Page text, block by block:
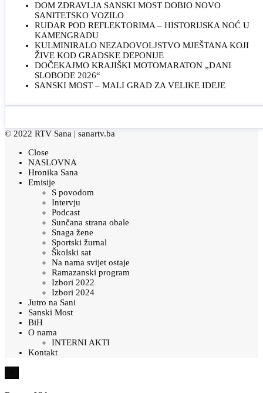
DOM ZDRAVLJA SANSKI MOST DOBIO NOVO
SANITETSKO VOZILO
RUDAR POD REFLEKTORIMA – HISTORIJSKA NOĆ U
KAMENGRADU
KULMINIRALO NEZADOVOLJSTVO MJEŠTANA KOJI
ŽIVE KOD GRADSKE DEPONIJE
DOČEKAJMO KRAJIŠKI MOTOMARATON „DANI
SLOBODE 2026“
SANSKI MOST – MALI GRAD ZA VELIKE IDEJE
© 2022 RTV Sana | sanartv.ba
Close
NASLOVNA
Hronika Sana
Emisije
S povodom
Intervju
Podcast
Sunčana strana obale
Snaga žene
Sportski žurnal
Školski sat
Na nama svijet ostaje
Ramazanski program
Izbori 2022
Izbori 2024
Jutro na Sani
Sanski Most
BiH
O nama
INTERNI AKTI
Kontakt